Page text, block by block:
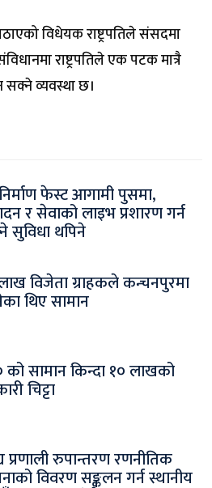
विधेयक राष्ट्रपतिले संसदमा
राष्ट्रपतिले एक पटक मात्रै
व्यवस्था छ।
फेस्ट आगामी पुसमा,
र सेवाको लाइभ प्रशारण गर्न
सुविधा थपिने
विजेता ग्राहकले कन्चनपुरमा
थिए सामान
को सामान किन्दा १० लाखको
चिट्टा
प्रणाली रुपान्तरण रणनीतिक
विवरण सङ्कलन गर्न स्थानीय